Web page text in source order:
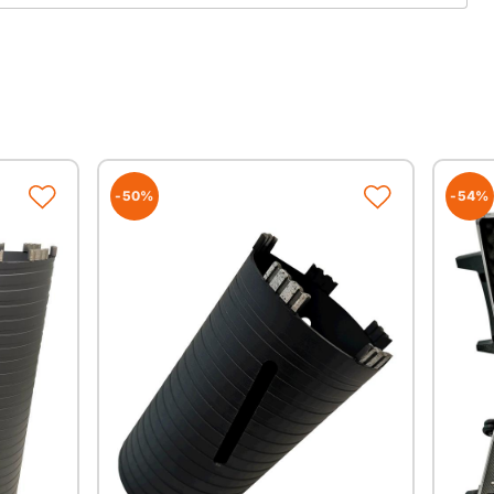
Anschluss Nutzlänge
Segmente
1 1/4" 440mm
1 1/4" 440mm
-50% -54%